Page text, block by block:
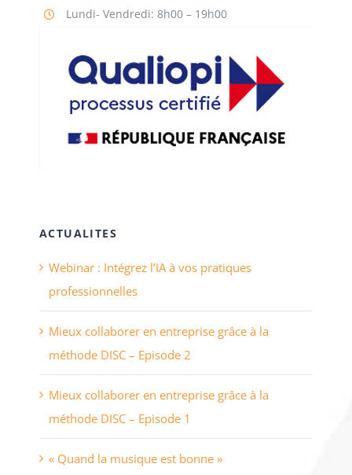
Lundi- Vendredi: 8h00 – 19h00
ACTUALITES
Webinar : Intégrez l’IA à vos pratiques
professionnelles
Mieux collaborer en entreprise grâce à la
méthode DISC – Episode 2
Mieux collaborer en entreprise grâce à la
méthode DISC – Episode 1
« Quand la musique est bonne »